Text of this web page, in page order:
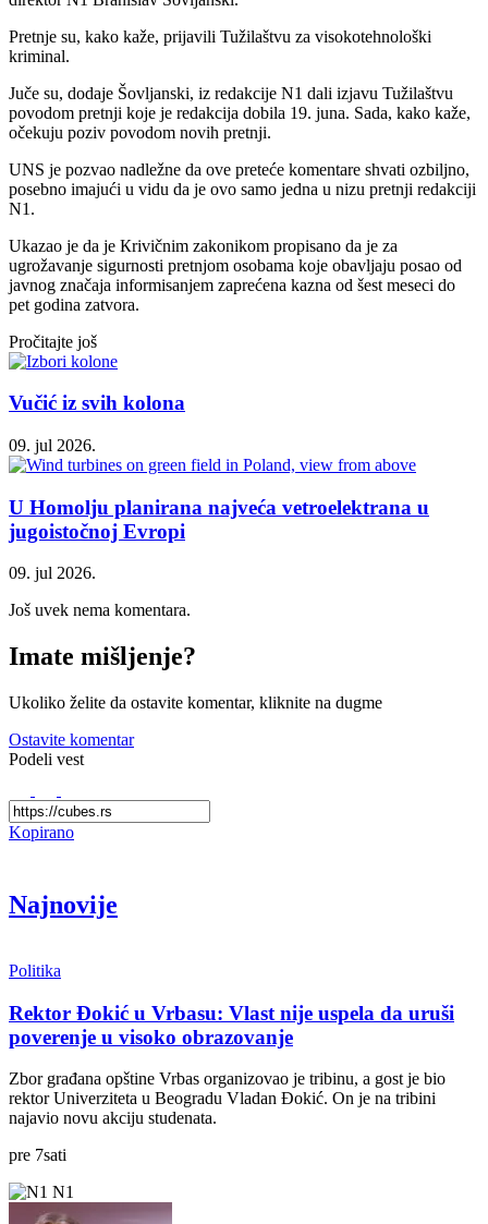
Pretnje su, kako kaže, prijavili Tužilaštvu za visokotehnološki
kriminal.
Juče su, dodaje Šovljanski, iz redakcije N1 dali izjavu Tužilaštvu
povodom pretnji koje je redakcija dobila 19. juna. Sada, kako kaže,
očekuju poziv povodom novih pretnji.
UNS je pozvao nadležne da ove preteće komentare shvati ozbiljno,
posebno imajući u vidu da je ovo samo jedna u nizu pretnji redakciji
N1.
Ukazao je da je Кrivičnim zakonikom propisano da je za
ugrožavanje sigurnosti pretnjom osobama koje obavljaju posao od
javnog značaja informisanjem zaprećena kazna od šest meseci do
pet godina zatvora.
Pročitajte još
Vučić iz svih kolona
09. jul 2026.
U Homolju planirana najveća vetroelektrana u
jugoistočnoj Evropi
09. jul 2026.
Još uvek nema komentara.
Imate mišljenje?
Ukoliko želite da ostavite komentar, kliknite na dugme
Ostavite komentar
Podeli vest
Kopirano
Najnovije
Politika
Rektor Đokić u Vrbasu: Vlast nije uspela da uruši
poverenje u visoko obrazovanje
Zbor građana opštine Vrbas organizovao je tribinu, a gost je bio
rektor Univerziteta u Beogradu Vladan Đokić. On je na tribini
najavio novu akciju studenata.
pre 7sati
N1